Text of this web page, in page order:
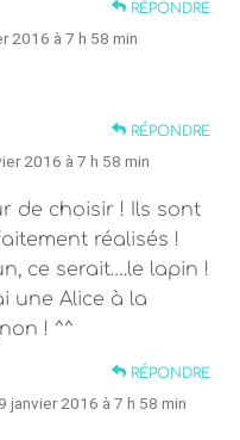
RÉPONDRE
2016 à 7 h 58 min
RÉPONDRE
2016 à 7 h 58 min
de choisir ! Ils sont
réalisés !
ce serait….le lapin !
une Alice à la
! ^^
RÉPONDRE
janvier 2016 à 7 h 58 min